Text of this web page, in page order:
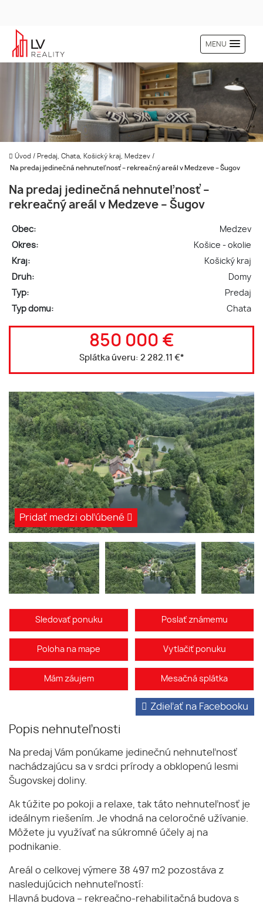
MENU
Úvod / Predaj, Chata, Košický kraj, Medzev /
Na predaj jedinečná nehnuteľnosť – rekreačný areál v Medzeve – Šugov
Na predaj jedinečná nehnuteľnosť –
rekreačný areál v Medzeve – Šugov
Obec:
Medzev
Okres:
Košice - okolie
Kraj:
Košický kraj
Druh:
Domy
Typ:
Predaj
Typ domu:
Chata
850 000 €
Splátka úveru: 2 282.11 €*
Pridať medzi obľúbené
Sledovať ponuku Poslať známemu
Poloha na mape Vytlačiť ponuku
Mám záujem Mesačná splátka
Popis nehnuteľnosti
Zdieľať na Facebooku
Na predaj Vám ponúkame jedinečnú nehnuteľnosť
nachádzajúcu sa v srdci prírody a obklopenú lesmi
Šugovskej doliny.
Ak túžite po pokoji a relaxe, tak táto nehnuteľnosť je
ideálnym riešením. Je vhodná na celoročné užívanie.
Môžete ju využívať na súkromné účely aj na
podnikanie.
Areál o celkovej výmere 38 497 m2 pozostáva z
nasledujúcich nehnuteľností:
Hlavná budova – rekreačno-rehabilitačná budova s